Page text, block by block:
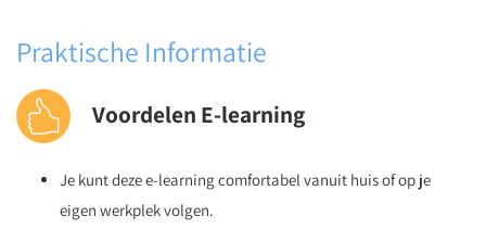
Praktische Informatie
Voordelen E-learning
Je kunt deze e-learning comfortabel vanuit huis of op je
eigen werkplek volgen.